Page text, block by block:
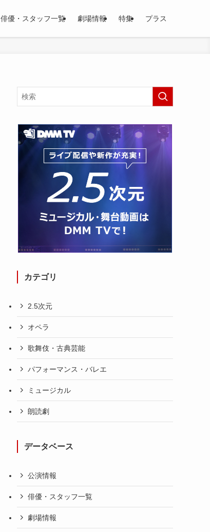
俳優・スタッフ一覧 劇場情報 特集 プラス
カテゴリ
2.5次元
オペラ
歌舞伎・古典芸能
パフォーマンス・バレエ
ミュージカル
朗読劇
データベース
公演情報
俳優・スタッフ一覧
劇場情報